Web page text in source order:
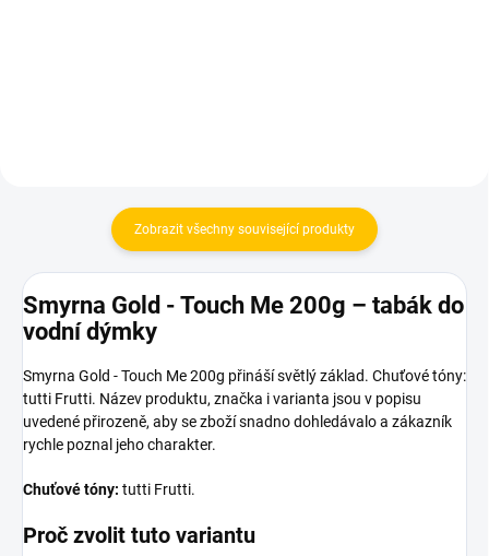
Zobrazit všechny související produkty
Smyrna Gold - Touch Me 200g – tabák do
vodní dýmky
Smyrna Gold - Touch Me 200g přináší světlý základ. Chuťové tóny:
tutti Frutti. Název produktu, značka i varianta jsou v popisu
uvedené přirozeně, aby se zboží snadno dohledávalo a zákazník
rychle poznal jeho charakter.
Chuťové tóny: tutti Frutti.
Proč zvolit tuto variantu